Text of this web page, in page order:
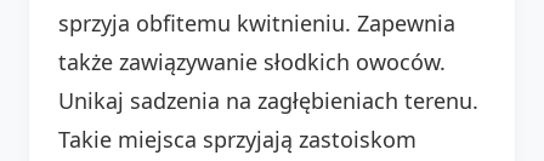
sprzyja obfitemu kwitnieniu. Zapewnia
także zawiązywanie słodkich owoców.
Unikaj sadzenia na zagłębieniach terenu.
Takie miejsca sprzyjają zastoiskom